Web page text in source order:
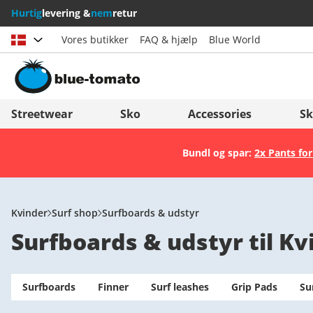
Hurtiglevering &nemretur
Vælg land
Österreich
Svizzera (Italiano)
France
Italia (Italiano)
Italien (Deutsch)
Suomi
United Kingdom
Vores butikker FAQ & hjælp Blue World
Streetwear Sko Accessories
Bundl og spar: 2x Pants
Kvinder Surf shop Surfboards & udstyr
Surfboards & udstyr til
Surfboards Finner Surf leashes Grip Pads